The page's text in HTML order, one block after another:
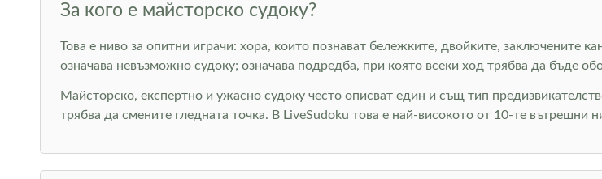
За кого е майсторско судоку?
Това е ниво за опитни играчи: хора, които познават бележките, двойките, заключените
означава невъзможно судоку; означава подредба, при която всеки ход трябва да бъде
Майсторско, експертно и ужасно судоку често описват един и същ тип
трябва да смените гледната точка. В LiveSudoku това е най-високото от 10-те вътрешни